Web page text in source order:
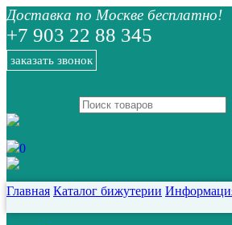
Доставка по Москве бесплатно!
+7 903 22 88 345
заказать звонок
0
Главная Каталог бижутерии